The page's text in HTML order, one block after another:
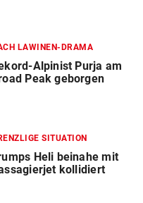
LAWINEN-DRAMA
Alpinist Purja am
Peak geborgen
SITUATION
Heli beinahe mit
kollidiert